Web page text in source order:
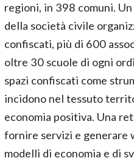
regioni, in 398 comuni.
della società civile
confiscati, più di 600
oltre 30 scuole di ogni
spazi confiscati come
incidono nel tessuto
economia positiva. Una
fornire servizi e generare
modelli di economia e di